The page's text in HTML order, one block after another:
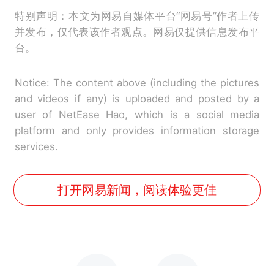
特别声明：本文为网易自媒体平台“网易号”作者上传
并发布，仅代表该作者观点。网易仅提供信息发布平
台。
Notice: The content above (including the pictures
and videos if any) is uploaded and posted by a
user of NetEase Hao, which is a social media
platform and only provides information storage
services.
打开网易新闻，阅读体验更佳